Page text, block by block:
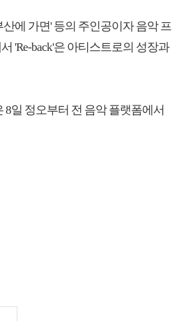
산에 가면' 등의 주인공이자 음악 프
'Re-back'은 아티스트로의 성장과
8일 정오부터 전 음악 플랫폼에서